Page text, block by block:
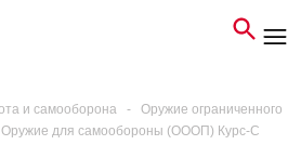
и самооборона -
Оружие ограниченного
Оружие для самообороны (ОООП) Курс-С